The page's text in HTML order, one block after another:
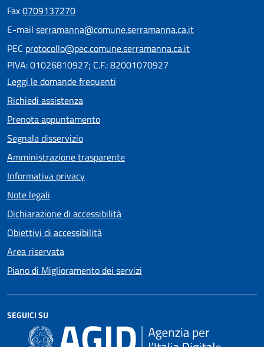
Fax0709137270
E-mail serramanna@comune.serramanna.ca.it
PEC protocollo@pec.comune.serramanna.ca.it
PIVA: 01026810927; C.F.: 82001070927
Leggi le domande frequenti
Richiedi assistenza
Prenota appuntamento
Segnala disservizio
Amministrazione trasparente
Informativa privacy
Note legali
Dichiarazione di accessibilità
Obiettivi di accessibilità
Area riservata
Piano di Miglioramento dei servizi
SEGUICI SU